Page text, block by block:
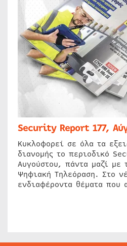
Security Report 177,
Κυκλοφορεί σε όλα τα
διανομής το περιοδικό
Αυγούστου, πάντα μαζί με
Ψηφιακή Τηλεόραση. Στο
ενδιαφέροντα θέματα που